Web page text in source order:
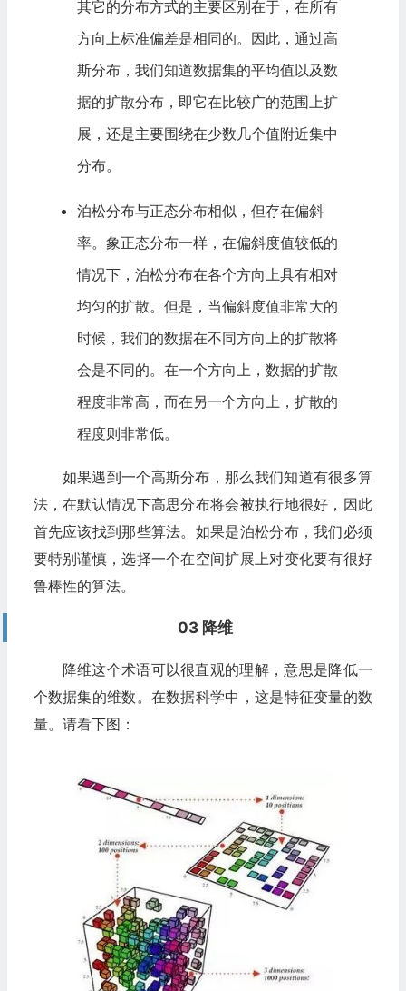
其它的分布方式的主要区别在于，在所有
方向上标准偏差是相同的。因此，通过高
斯分布，我们知道数据集的平均值以及数
据的扩散分布，即它在比较广的范围上扩
展，还是主要围绕在少数几个值附近集中
分布。
泊松分布与正态分布相似，但存在偏斜
率。象正态分布一样，在偏斜度值较低的
情况下，泊松分布在各个方向上具有相对
均匀的扩散。但是，当偏斜度值非常大的
时候，我们的数据在不同方向上的扩散将
会是不同的。在一个方向上，数据的扩散
程度非常高，而在另一个方向上，扩散的
程度则非常低。
如果遇到一个高斯分布，那么我们知道有很多算
法，在默认情况下高思分布将会被执行地很好，因此
首先应该找到那些算法。如果是泊松分布，我们必须
要特别谨慎，选择一个在空间扩展上对变化要有很好
鲁棒性的算法。
03 降维
降维这个术语可以很直观的理解，意思是降低一
个数据集的维数。在数据科学中，这是特征变量的数
量。请看下图：